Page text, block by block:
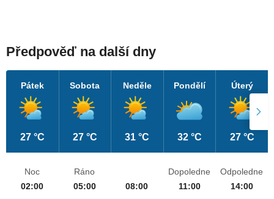
Předpověď na další dny
Pátek
27 °C
Sobota
27 °C
Neděle
31 °C
Pondělí
32 °C
Úterý
27 °C
Noc
02:00
Ráno
05:00
08:00
Dopoledne
11:00
Odpoledne
14:00